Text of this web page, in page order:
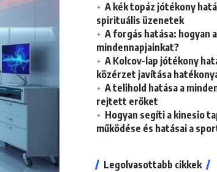
A kék topáz jótékony
spirituális üzenetek
A forgás hatása: hogyan
mindennapjainkat?
A Kolcov-lap jótékony
közérzet javítása
A telihold hatása a
rejtett erőket
Hogyan segíti a kinesio
működése és hatásai a
Legolvasottabb cikkek